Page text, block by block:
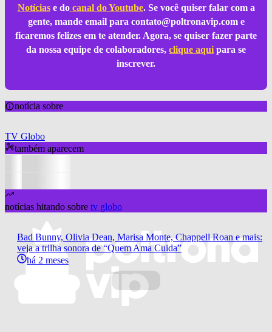
Notíciase docanal do Youtube. Se você quiser falar com a
gente, mande email para contato@poltronavip.come
ficaremos felizes em te atender. Agora, se quiser fazer parte
da nossa equipe de colaboradores, clique aqui para se
inscrever.
notícia sobre
TV Globo
também aparecem
notícias hitando sobre tv globo
Bad Bunny, Olivia Dean, Marisa Monte, Chappell Roan e mais:
veja a trilha sonora de “Quem Ama Cuida”
há 2 meses